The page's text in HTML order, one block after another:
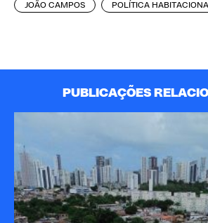
JOÃO CAMPOS POLÍTICA
PUBLICAÇÕES